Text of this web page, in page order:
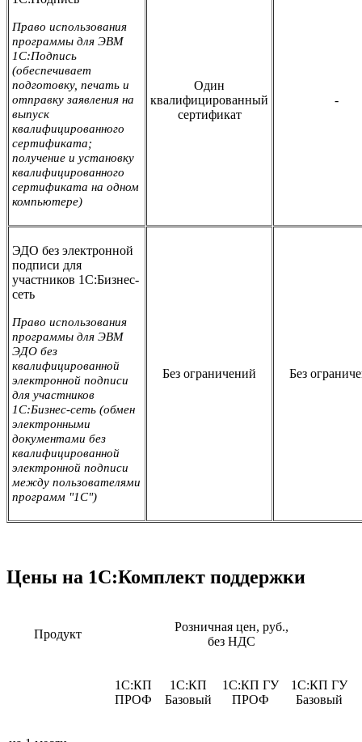
Право использования
программы для ЭВМ
1С:Подпись
(обеспечивает
подготовку, печать и
отправку заявления на
выпуск
квалифицированного
сертификата;
получение и установку
квалифицированного
сертификата на одном
компьютере)
Один
квалифицированный
сертификат
-
ЭДО без электронной
подписи для
участников 1С:Бизнес-
сеть
Право использования
программы для ЭВМ
ЭДО без
квалифицированной
электронной подписи
для участников
1С:Бизнес-сеть (обмен
электронными
документами без
квалифицированной
электронной подписи
между пользователями
программ "1С")
Без ограничений Без
Цены на 1C:Комплект поддержки
Продукт
Розничная цен, руб.,
без НДС
1С:КП
ПРОФ
1С:КП
Базовый
1С:КП ГУ
ПРОФ
1С:КП ГУ
Базовый